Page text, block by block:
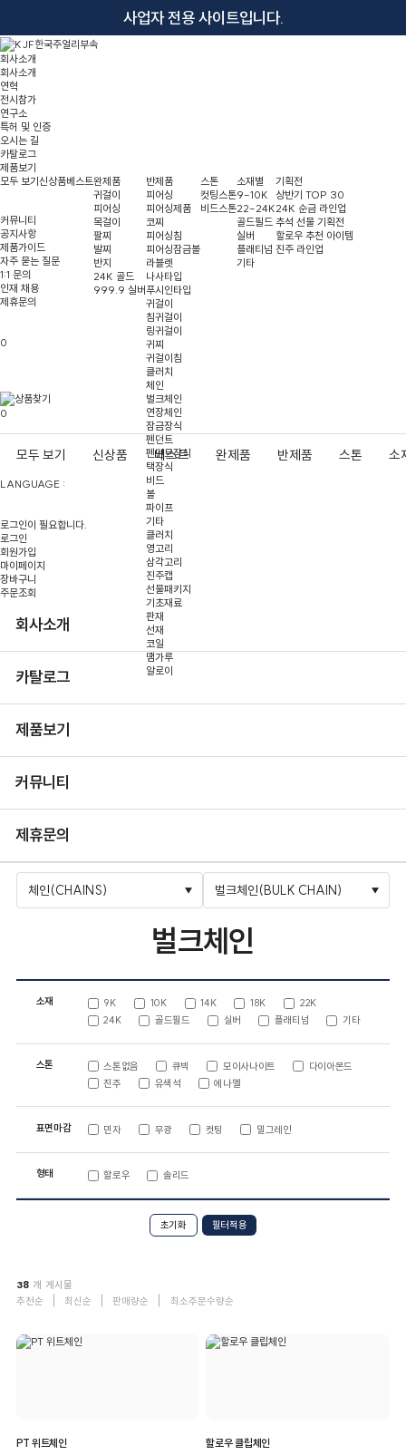
사업자 전용 사이트입니다.
회사소개
회사소개
연혁
전시참가
연구소
특허 및 인증
오시는 길
카탈로그
제품보기
모두 보기신상품베스트완제품
귀걸이
피어싱
목걸이
팔찌
발찌
반지
24K 골드
999.9 실버
반제품
피어싱
피어싱제품
코찌
피어싱침
피어싱잠금볼
라블렛
나사타입
푸시인타입
귀걸이
침귀걸이
링귀걸이
귀찌
귀걸이침
클러치
체인
벌크체인
연장체인
잠금장식
펜던트
펜던트장식
택장식
비드
볼
파이프
기타
클러치
영고리
삼각고리
진주캡
선물패키지
기초재료
판재
선재
코일
땜가루
알로이
스톤
컷팅스톤
비드스톤
소재별
9-10K
22-24K
골드필드
실버
플래티넘
기타
기획전
상반기 TOP 30
24K 순금 라인업
추석 선물 기획전
할로우 추천 아이템
진주 라인업
커뮤니티
공지사항
제품가이드
자주 묻는 질문
1:1 문의
인재 채용
제휴문의
0
0
모두 보기 신상품 베스트 완제품 반제품 스톤 소
LANGUAGE :
로그인이 필요합니다.
로그인
회원가입
마이페이지
장바구니
주문조회
회사소개
카탈로그
제품보기
커뮤니티
제휴문의
체인(CHAINS) 벌크체인(BULK CHAIN)
벌크체인
소재 9K 10K 14K 18K
22K
24K
골드필드 실버 플래티넘 기타
스톤 스톤없음 큐빅 모이사나이트
다이아몬드
진주
유색석 에나멜
표면마감 민자 무광 컷팅 밀그레인
형태 할로우 솔리드
초기화
38 개 게시물
추천순
최신순 판매량순 최소주문수량순
PT 위트체인 할로우 클립체인